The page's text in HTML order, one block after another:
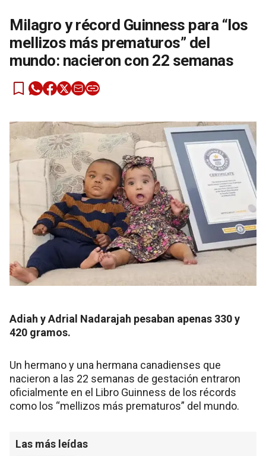
Milagro y récord Guinness para “los
mellizos más prematuros” del
mundo: nacieron con 22 semanas
Adiah y Adrial Nadarajah pesaban apenas 330 y
420 gramos.
Un hermano y una hermana canadienses que
nacieron a las 22 semanas de gestación entraron
oficialmente en el Libro Guinness de los récords
como los “mellizos más prematuros” del mundo.
Las más leídas